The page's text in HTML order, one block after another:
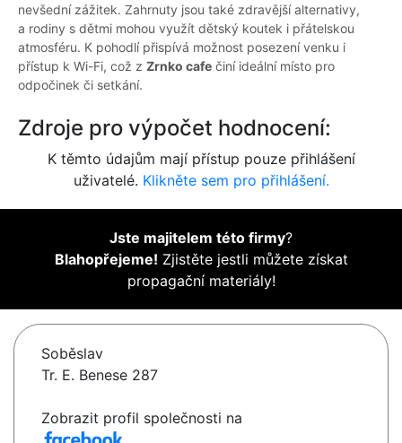
nevšední zážitek. Zahrnuty jsou také zdravější alternativy,
a rodiny s dětmi mohou využít dětský koutek i přátelskou
atmosféru. K pohodlí přispívá možnost posezení venku i
přístup k Wi-Fi, což z Zrnko cafe činí ideální místo pro
odpočinek či setkání.
Zdroje pro výpočet hodnocení:
K těmto údajům mají přístup pouze přihlášení
uživatelé. Klikněte sem pro přihlášení.
Jste majitelem této firmy?
Blahopřejeme! Zjistěte jestli můžete získat
propagační materiály!
Soběslav
Tr. E. Benese 287
Zobrazit profil společnosti na